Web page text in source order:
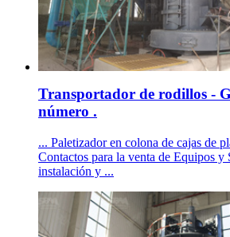
Transportador de rodillos -
número .
... Paletizador en colona de cajas de
Contactos para la venta de Equipos y
instalación y ...